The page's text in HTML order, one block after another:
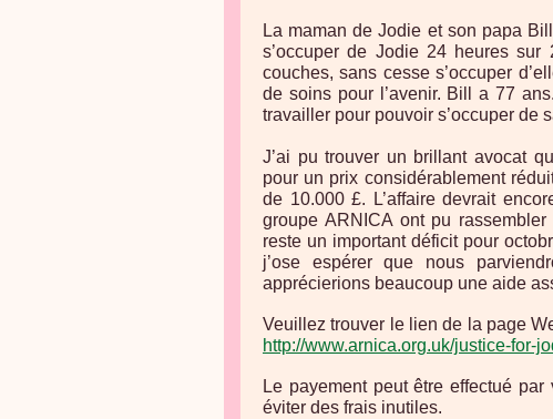
La maman de Jodie et son papa
s’occuper de Jodie 24 heures
couches, sans cesse s’occuper
de soins pour l’avenir. Bill a 77
travailler pour pouvoir s’occuper de
J’ai pu trouver un brillant avocat
pour un prix considérablement
de 10.000 £. L’affaire devrait
groupe ARNICA ont pu
reste un important déficit pour
j’ose espérer que nous
apprécierions beaucoup une aide
Veuillez trouver le lien de la page
http://www.arnica.org.uk/justice-for-
Le payement peut être effectué
éviter des frais inutiles.